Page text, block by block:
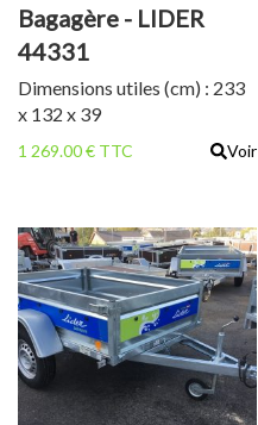
Bagagère - LIDER
44331
Dimensions utiles (cm) : 233
x 132 x 39
1 269.00 € TTC Voir